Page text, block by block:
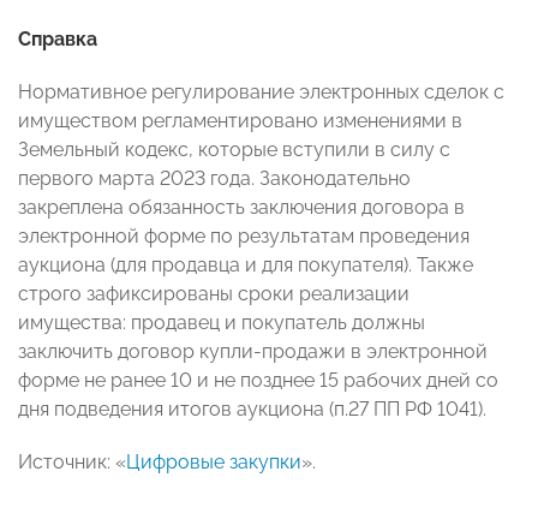
Справка
Нормативное регулирование электронных сделок с
имуществом регламентировано изменениями в
Земельный кодекс, которые вступили в силу с
первого марта 2023 года. Законодательно
закреплена обязанность заключения договора в
электронной форме по результатам проведения
аукциона (для продавца и для покупателя). Также
строго зафиксированы сроки реализации
имущества: продавец и покупатель должны
заключить договор купли-продажи в электронной
форме не ранее 10 и не позднее 15 рабочих дней со
дня подведения итогов аукциона (п.27 ПП РФ 1041).
Источник: «Цифровые закупки».